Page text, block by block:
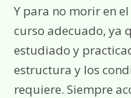
Y para no morir en
curso adecuado, ya
estudiado y
estructura y los
requiere. Siempre